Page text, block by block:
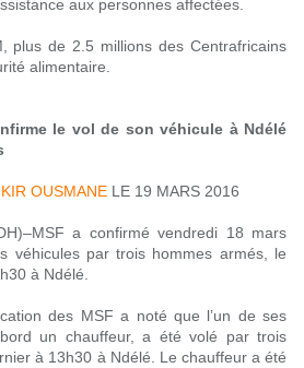
aux personnes affectées.
plus de 2.5 millions des Centrafricains
alimentaire.
le vol de son véhicule à Ndélé
OUSMANE LE 19 MARS 2016
a confirmé vendredi 18 mars
véhicules par trois hommes armés, le
à Ndélé.
des MSF a noté que l’un de ses
un chauffeur, a été volé par trois
à 13h30 à Ndélé. Le chauffeur a été